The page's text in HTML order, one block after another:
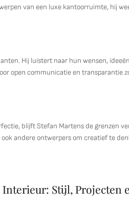
van een luxe kantoorruimte, hij
Hij luistert naar hun wensen,
open communicatie en transparantie
blijft Stefan Martens de grenzen
andere ontwerpers om creatief te
Interieur: Stijl, Projecten